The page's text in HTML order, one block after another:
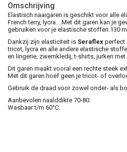
Omschrijving
Elastisch naaigaren is geschikt voor alle
French terry, lycra....Met dit garen kan je
gebruiken voor je elastische stoffen.130
Dankzij zijn elasticiteit is Seraflex perfect
tricot, lycra en alle andere elastische
en lingerie, zwemkledij, t-shirts, jurken met
Dit garen maakt vooral een rechte steek
Met dit garen hoef geen je tricot- of
Gebruik de draad voor zowel onder- als
Aanbevolen naalddikte 70-80.
Wasbaar t/m 60°C.